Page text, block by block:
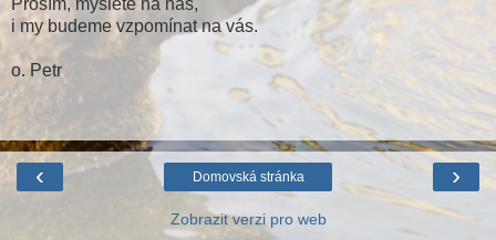
i my budeme vzpomínat na vás.
o. Petr
‹ ›
Domovská stránka
Zobrazit verzi pro web